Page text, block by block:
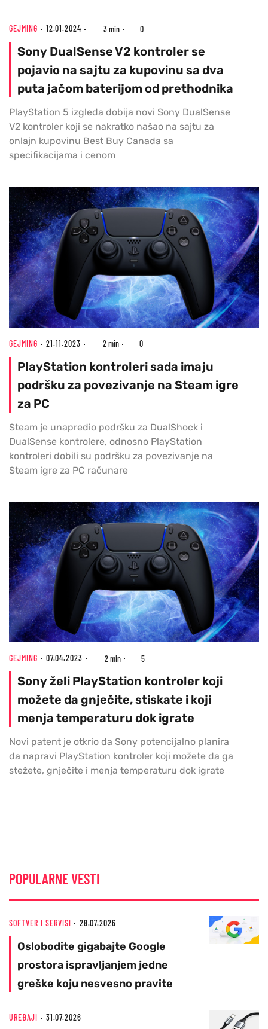
GEJMING 12.01.2024 3 min 0
Sony DualSense V2 kontroler se
pojavio na sajtu za kupovinu sa dva
puta jačom baterijom od prethodnika
PlayStation 5 izgleda dobija novi Sony DualSense
V2 kontroler koji se nakratko našao na sajtu za
onlajn kupovinu Best Buy Canada sa
specifikacijama i cenom
GEJMING 21.11.2023 2 min 0
PlayStation kontroleri sada imaju
podršku za povezivanje na Steam igre
za PC
Steam je unapredio podršku za DualShock i
DualSense kontrolere, odnosno PlayStation
kontroleri dobili su podršku za povezivanje na
Steam igre za PC računare
GEJMING 07.04.2023 2 min 5
Sony želi PlayStation kontroler koji
možete da gnječite, stiskate i koji
menja temperaturu dok igrate
Novi patent je otkrio da Sony potencijalno planira
da napravi PlayStation kontroler koji možete da ga
stežete, gnječite i menja temperaturu dok igrate
POPULARNE VESTI
SOFTVER I SERVISI 28.07.2026
Oslobodite gigabajte Google
prostora ispravljanjem jedne
greške koju nesvesno pravite
UREĐAJI 31.07.2026